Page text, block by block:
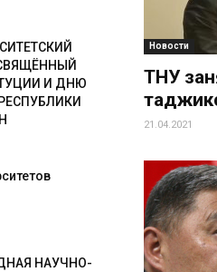
Новости
ТНУ
21.04.2021
И ДНЮ
НАУЧНО-